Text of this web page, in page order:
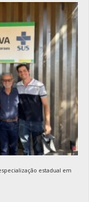
estadual em